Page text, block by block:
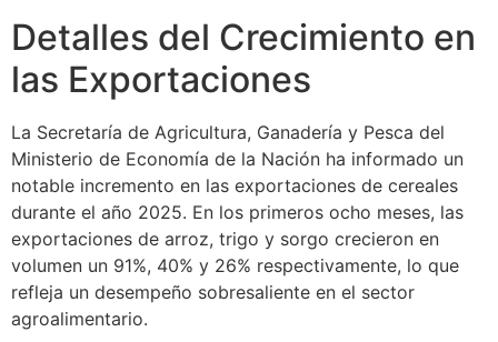
Detalles del Crecimiento en
las Exportaciones
La Secretaría de Agricultura, Ganadería y Pesca del
Ministerio de Economía de la Nación ha informado un
notable incremento en las exportaciones de cereales
durante el año 2025. En los primeros ocho meses, las
exportaciones de arroz, trigo y sorgo crecieron en
volumen un 91%, 40% y 26% respectivamente, lo que
refleja un desempeño sobresaliente en el sector
agroalimentario.